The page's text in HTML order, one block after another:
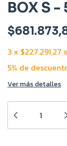
BOX S
3 x $227.291,27
5% de
Ver más detalles